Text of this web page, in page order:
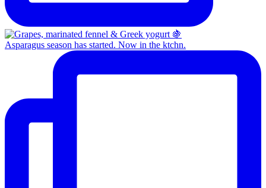
Asparagus season has started. Now in the ktchn.